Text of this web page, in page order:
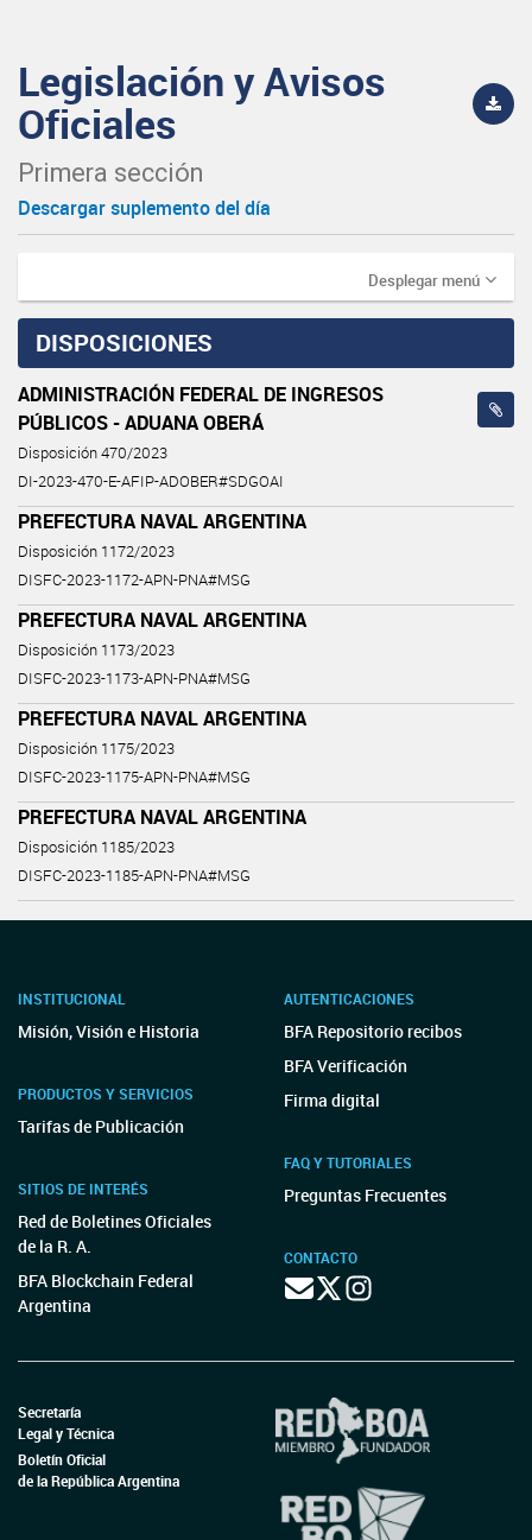
Legislación y Avisos
Oficiales
Primera sección
Descargar suplemento del día
Desplegar menú
DISPOSICIONES
ADMINISTRACIÓN FEDERAL DE INGRESOS
PÚBLICOS - ADUANA OBERÁ
Disposición 470/2023
DI-2023-470-E-AFIP-ADOBER#SDGOAI
PREFECTURA NAVAL ARGENTINA
Disposición 1172/2023
DISFC-2023-1172-APN-PNA#MSG
PREFECTURA NAVAL ARGENTINA
Disposición 1173/2023
DISFC-2023-1173-APN-PNA#MSG
PREFECTURA NAVAL ARGENTINA
Disposición 1175/2023
DISFC-2023-1175-APN-PNA#MSG
PREFECTURA NAVAL ARGENTINA
Disposición 1185/2023
DISFC-2023-1185-APN-PNA#MSG
INSTITUCIONAL
Misión, Visión e Historia
PRODUCTOS Y SERVICIOS
Tarifas de Publicación
SITIOS DE INTERÉS
Red de Boletines Oficiales
de la R. A.
BFA Blockchain Federal
Argentina
AUTENTICACIONES
BFA Repositorio recibos
BFA Verificación
Firma digital
FAQ Y TUTORIALES
Preguntas Frecuentes
CONTACTO
Secretaría
Legal y Técnica
Boletín Oficial
de la República Argentina